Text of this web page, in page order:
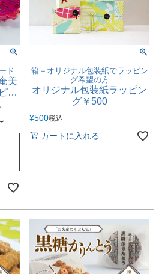
ド
美
タ
箱＋オリジナル包装紙でラッピン
グ希望の方
オリジナル包装紙ラッピン
グ￥500
¥500税込
カートに入れる